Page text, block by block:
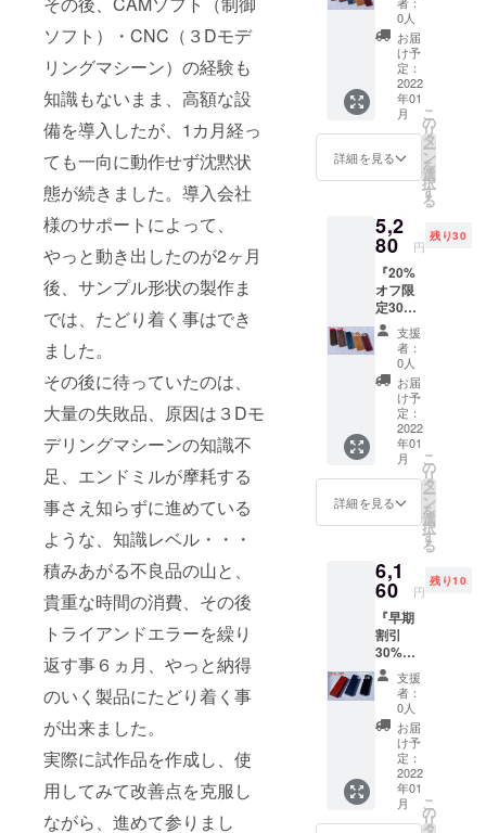
ソフト）・CNC（３Dモデ
リングマシーン）の経験も
知識もないまま、高額な設
備を導入したが、1カ月経っ
ても一向に動作せず沈黙状
態が続きました。導入会社
様のサポートによって、
やっと動き出したのが2ヶ月
後、サンプル形状の製作ま
では、たどり着く事はでき
ました。
その後に待っていたのは、
大量の失敗品、原因は３Dモ
デリングマシーンの知識不
足、エンドミルが摩耗する
事さえ知らずに進めている
ような、知識レベル・・・
積みあがる不良品の山と、
貴重な時間の消費、その後
トライアンドエラーを繰り
返す事６ヵ月、やっと納得
のいく製品にたどり着く事
が出来ました。
実際に試作品を作成し、使
用してみて改善点を克服し
ながら、進めて参りまし
ようよ
ろしく
お願い
致しま
す。 最
善を尽
くして
製作を
いたし
は予定
より出
荷時期
が遅れ
る場合
があり
ます。
ります
が、当
方では
それぞ
れの個
性と認
識して
おりま
すの
ようよ
ろしく
お願い
致しま
す。 最
善を尽
くして
製作を
いたし
ますが
場合に
よって
は予定
より出
荷時期
が遅れ
る場合
定価
6600円
→4620
製ペン
ケー
ス』素
材：桧
（ヒノ
キ）材
１：磁
タイ
プ
外寸：
横幅
190mm
奥行
60mm
高さ
30mm
重
量：約
90g
２：シ
ンプル
デザイ
ンの勘
合タイ
プA
190mm
奥行
60mm
高さ
25mm
重
量：約
60g
３：モ
ダンな
デザイ
ンの勘
合タイ
プB
外寸：
0人
お届
け予
定：
2022
年01
月
詳細を見る
こ
の
リ
タ
ー
ン
を
選
択
す
る
5,2
80 円
残り30
『20%
オフ限
定30
個』定
価 6600
→5280
製ペン
ケー
ス』素
材：桧
（ヒノ
キ）材
１：磁
石固定
プ
外寸：
横幅
190mm
奥行
60mm
高さ
30mm
重
量：約
90g
２：シ
ンプル
デザイ
ンの勘
合タイ
支援
者：
0人
お届
け予
定：
2022
年01
月
詳細を見る
こ
の
リ
タ
ー
ン
を
選
択
す
る
6,1
60 円
残り10
『早期
割引
30%オ
フ限定
20個』
定価
8800円
→6160
円 欅
（ケヤ
キ）
材 う
るし
支援
者：
0人
お届
け予
定：
2022
年01
月
こ
の
リ